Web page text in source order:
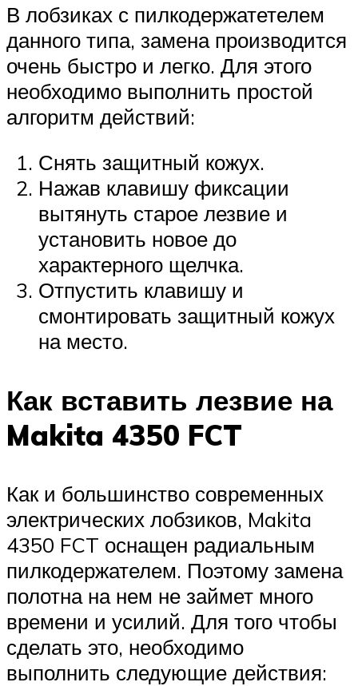
В лобзиках с пилкодержатетелем
данного типа, замена производится
очень быстро и легко. Для этого
необходимо выполнить простой
алгоритм действий:
Снять защитный кожух.
Нажав клавишу фиксации
вытянуть старое лезвие и
установить новое до
характерного щелчка.
Отпустить клавишу и
смонтировать защитный кожух
на место.
Как вставить лезвие на
Makita 4350 FCT
Как и большинство современных
электрических лобзиков, Makita
4350 FCT оснащен радиальным
пилкодержателем. Поэтому замена
полотна на нем не займет много
времени и усилий. Для того чтобы
сделать это, необходимо
выполнить следующие действия: